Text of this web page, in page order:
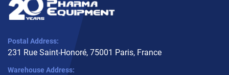
Postal Address:
231 Rue Saint-Honoré, 75001 Paris, France
Warehouse Address: